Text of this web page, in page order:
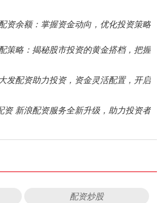
资余额：掌握资金动向，优化投资策略
策略：揭秘股市投资的黄金搭档，把握
发配资助力投资，资金灵活配置，开启
资 新浪配资服务全新升级，助力投资者
配资炒股